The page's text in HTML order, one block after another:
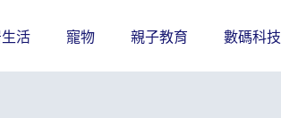
活 寵物 親子教育 數碼科技